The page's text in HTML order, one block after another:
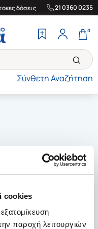
cookies
παροχή λειτουργιών
δόσεις | Δωρεάν
21 0360 0235
Σύνθετη Αναζήτηση
0